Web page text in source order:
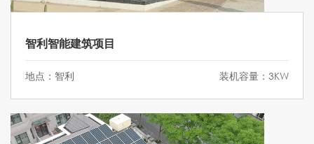
智利智能建筑项目
地点：智利 装机容量：3KW